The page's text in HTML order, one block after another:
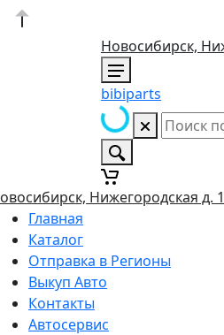
Новосибирск,
bibiparts
Нижегородская д.
Главная
Каталог
Отправка в Регионы
Выкуп Авто
Контакты
Автосервис